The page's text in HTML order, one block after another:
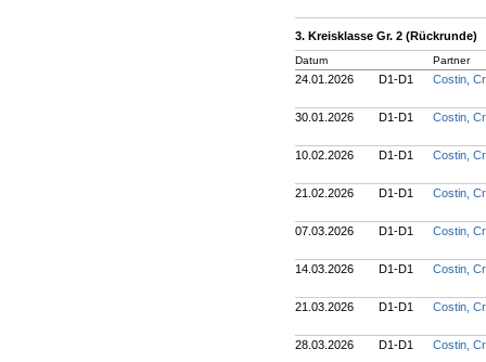
3. Kreisklasse Gr. 2 (Rückrunde)
Datum Partner
24.01.2026 D1-D1 Costin,
30.01.2026 D1-D1 Costin,
10.02.2026 D1-D1 Costin,
21.02.2026 D1-D1 Costin,
07.03.2026 D1-D1 Costin,
14.03.2026 D1-D1 Costin,
21.03.2026 D1-D1 Costin,
28.03.2026 D1-D1 Costin,